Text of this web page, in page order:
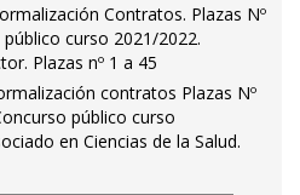
Contratos. Plazas Nº
curso 2021/2022.
Plazas nº 1 a 45
contratos Plazas Nº
público curso
en Ciencias de la Salud.